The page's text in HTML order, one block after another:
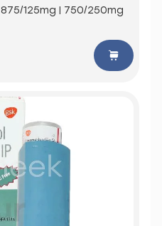
125mg | 750/250mg